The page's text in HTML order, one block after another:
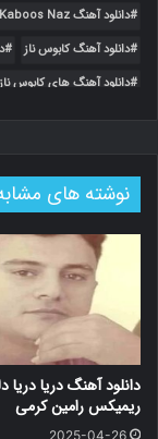
دانلود آهنگ Kaboos Naz به نام Kaboos Naz
دانلود آهنگ کابوس ناز
دانلود آهنگ های کابوس ناز
نوشته های
دانلود آهنگ دریا دریا
ریمیکس رامین کرمی
2025-04-26